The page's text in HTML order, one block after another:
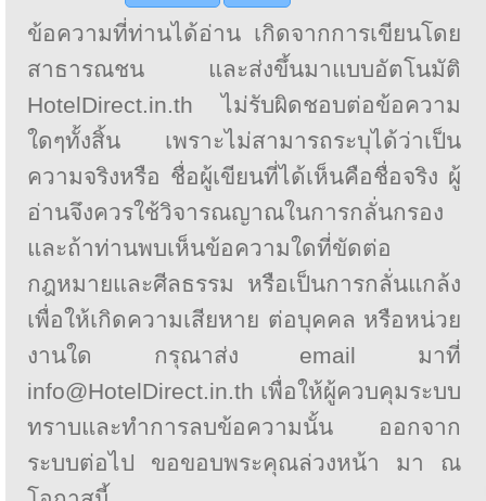
ข้อความที่ท่านได้อ่าน เกิดจากการเขียนโดย
สาธารณชน และส่งขึ้นมาแบบอัตโนมัติ
HotelDirect.in.th ไม่รับผิดชอบต่อข้อความ
ใดๆทั้งสิ้น เพราะไม่สามารถระบุได้ว่าเป็น
ความจริงหรือ ชื่อผู้เขียนที่ได้เห็นคือชื่อจริง ผู้
อ่านจึงควรใช้วิจารณญาณในการกลั่นกรอง
และถ้าท่านพบเห็นข้อความใดที่ขัดต่อ
กฎหมายและศีลธรรม หรือเป็นการกลั่นแกล้ง
เพื่อให้เกิดความเสียหาย ต่อบุคคล หรือหน่วย
งานใด กรุณาส่ง email มาที่
info@HotelDirect.in.th เพื่อให้ผู้ควบคุมระบบ
ทราบและทำการลบข้อความนั้น ออกจาก
ระบบต่อไป ขอขอบพระคุณล่วงหน้า มา ณ